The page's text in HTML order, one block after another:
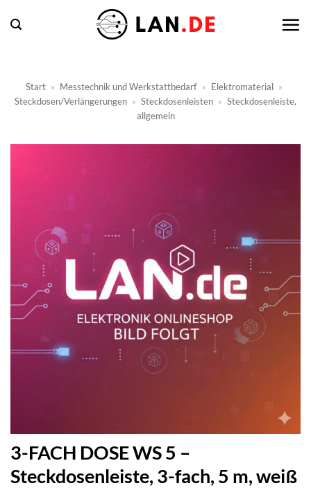
Inhalt
Start » Messtechnik und Werkstattbedarf » Elektromaterial »
Steckdosen/Verlängerungen » Steckdosenleisten » Steckdosenleiste,
allgemein
3-FACH DOSE WS 5 –
Steckdosenleiste, 3-fach, 5 m, weiß